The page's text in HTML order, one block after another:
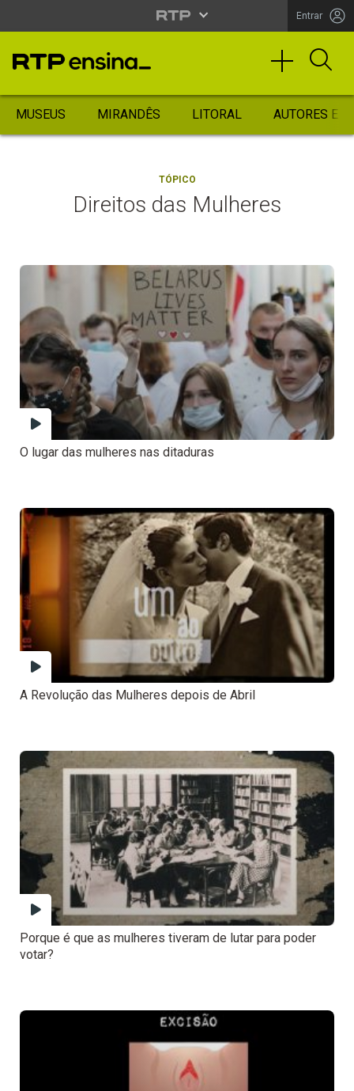
Entrar
MUSEUS MIRANDÊS LITORAL AUTORES
TÓPICO
Direitos das Mulheres
O lugar das mulheres nas ditaduras
A Revolução das Mulheres depois de Abril
Porque é que as mulheres tiveram de lutar para poder
votar?